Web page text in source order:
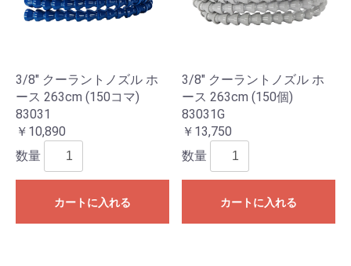
3/8" クーラントノズル ホ
ース 263cm (150コマ)
83031
￥10,890
数量
カートに入れる
3/8" クーラントノズル ホ
ース 263cm (150個)
83031G
￥13,750
数量
カートに入れる